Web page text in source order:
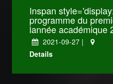
كليات Dentistry
Inspan
programme du
lannée académique
2021-09-27 |
Details